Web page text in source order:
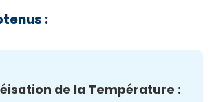
:
de la Température :